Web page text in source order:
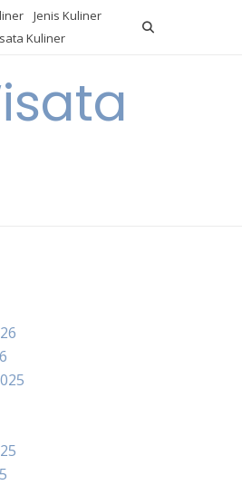
Jenis Kuliner
Kuliner